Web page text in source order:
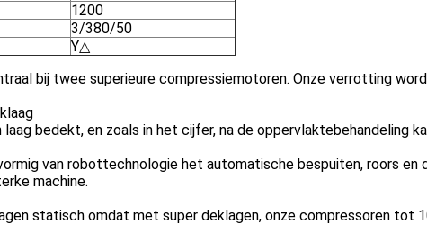
1200
3/380/50
Y△
bij twee superieure compressiemotoren. Onze verrotting
bedekt, en zoals in het cijfer, na de oppervlaktebehandeling
van robottechnologie het automatische bespuiten, roors
machine.
statisch omdat met super deklagen, onze compressoren tot